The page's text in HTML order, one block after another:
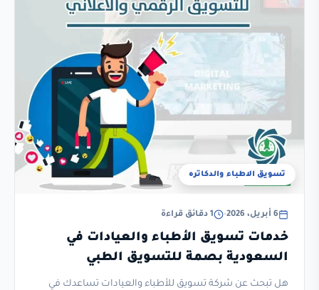
تسويق الاطباء والدكاتره
6 أبريل، 2026 • 1 دقائق قراءة
خدمات تسويق الأطباء والعيادات في
السعودية بصمة للتسويق الطبي
هل تبحث عن شركة تسويق للأطباء والعيادات تساعدك في